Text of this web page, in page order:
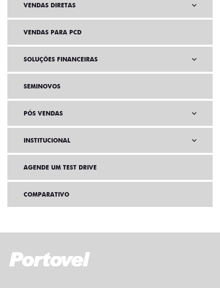
VENDAS DIRETAS
VENDAS PARA PCD
SOLUÇÕES FINANCEIRAS
SEMINOVOS
PÓS VENDAS
INSTITUCIONAL
AGENDE UM TEST DRIVE
COMPARATIVO